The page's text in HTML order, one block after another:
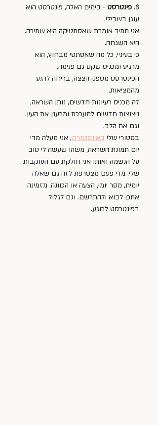
8. פינטרסט - בימים האלה, פינטרסט הוא
עוגן בשבילי.
אני תמיד אומרת שאסתטיקה היא שמירה.
היא השגחה.
כי בעיניי, כל מה שאסתטי מבחוץ, הוא
מרגיע ומכניס שקט גם פנימה.
הפינטרסט מספק הצצה, בריחה לרגע
מהמציאות.
זה מכניס רעיונות חדשים, נותן השראה,
ניצוצות חדשים למערכת ומרענן את העין.
וגם את הלב.
בסטורי שלי באינסטגרם, אני מעלה מדי
יום תמונת השראה, משהו שעשה לי טוב
על הנשמה ואותו אני חולקת עם העוקבות
שלי. מדי פעם מצטרפת לזה גם שאלה
יומית, מסר יומי, הצעה או הכוונה. מזמינה
אתכן לבוא ולהתרשם. וגם לגלול
בפינטרסט לרוגע.